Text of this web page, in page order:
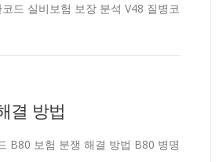
드 실비보험 보장 분석 V48 질병코
결 방법
B80 보험 분쟁 해결 방법 B80 병명